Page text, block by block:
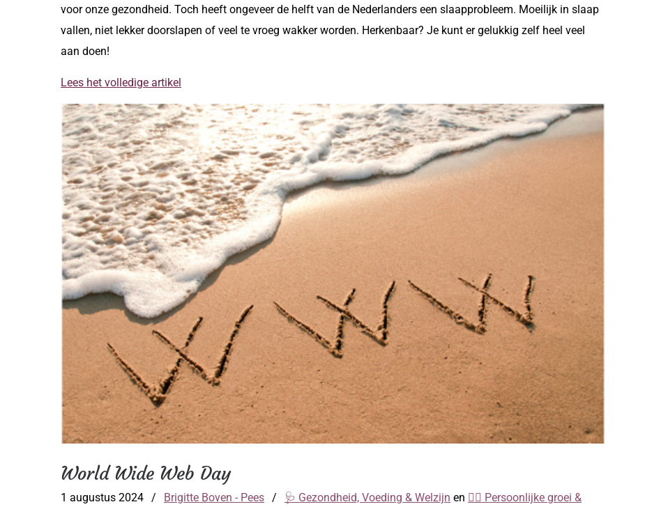
voor onze gezondheid. Toch heeft ongeveer de helft van de Nederlanders een slaapprobleem. Moeilijk in slaap
vallen, niet lekker doorslapen of veel te vroeg wakker worden. Herkenbaar? Je kunt er gelukkig zelf heel veel
aan doen!
Lees het volledige artikel
World Wide Web Day
1 augustus 2024 / Brigitte Boven - Pees / 🩺 Gezondheid, Voeding & Welzijn en 🧘‍♀️ Persoonlijke groei &